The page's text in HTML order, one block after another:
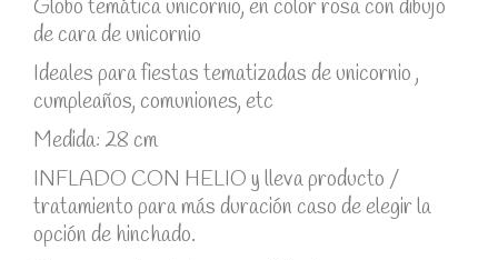
Globo temática unicornio, en color rosa con dibujo
de cara de unicornio
Ideales para fiestas tematizadas de unicornio ,
cumpleaños, comuniones, etc
Medida: 28 cm
INFLADO CON HELIO y lleva producto /
tratamiento para más duración caso de elegir la
opción de hinchado.